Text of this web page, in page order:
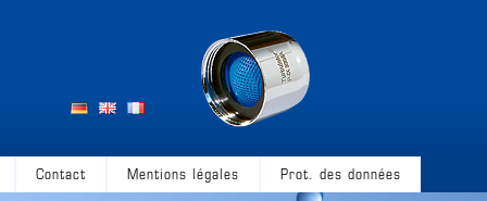
Contact Mentions légales Prot. des données